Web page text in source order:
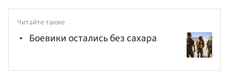
Читайте также
Боевики остались без сахара